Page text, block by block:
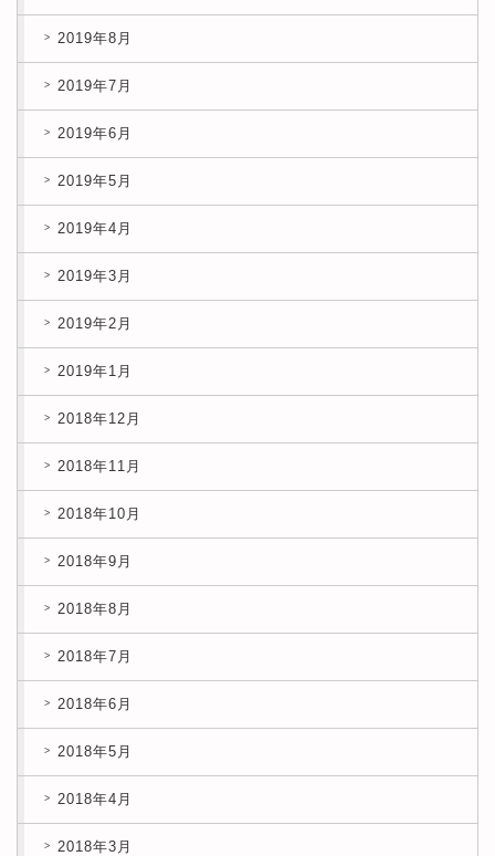
2019年8月
2019年7月
2019年6月
2019年5月
2019年4月
2019年3月
2019年2月
2019年1月
2018年12月
2018年11月
2018年10月
2018年9月
2018年8月
2018年7月
2018年6月
2018年5月
2018年4月
2018年3月